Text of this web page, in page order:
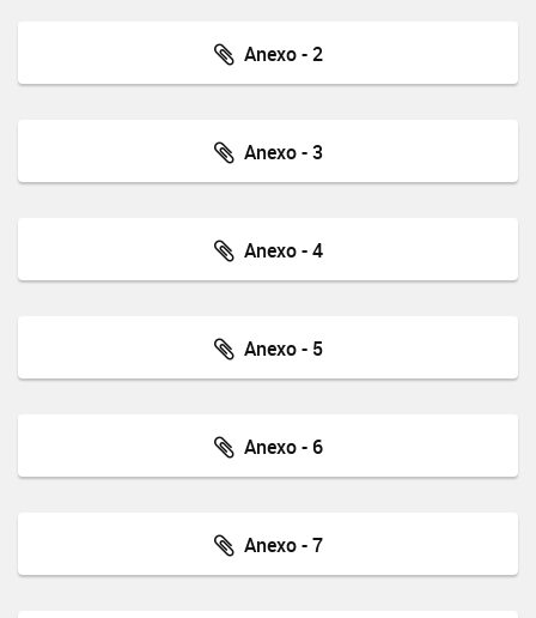
Anexo - 2
Anexo - 3
Anexo - 4
Anexo - 5
Anexo - 6
Anexo - 7